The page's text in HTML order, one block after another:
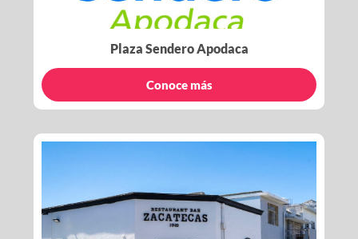
Plaza Sendero Apodaca
Conoce más